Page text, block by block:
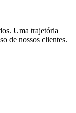
Uma trajetória
de nossos clientes.
informe